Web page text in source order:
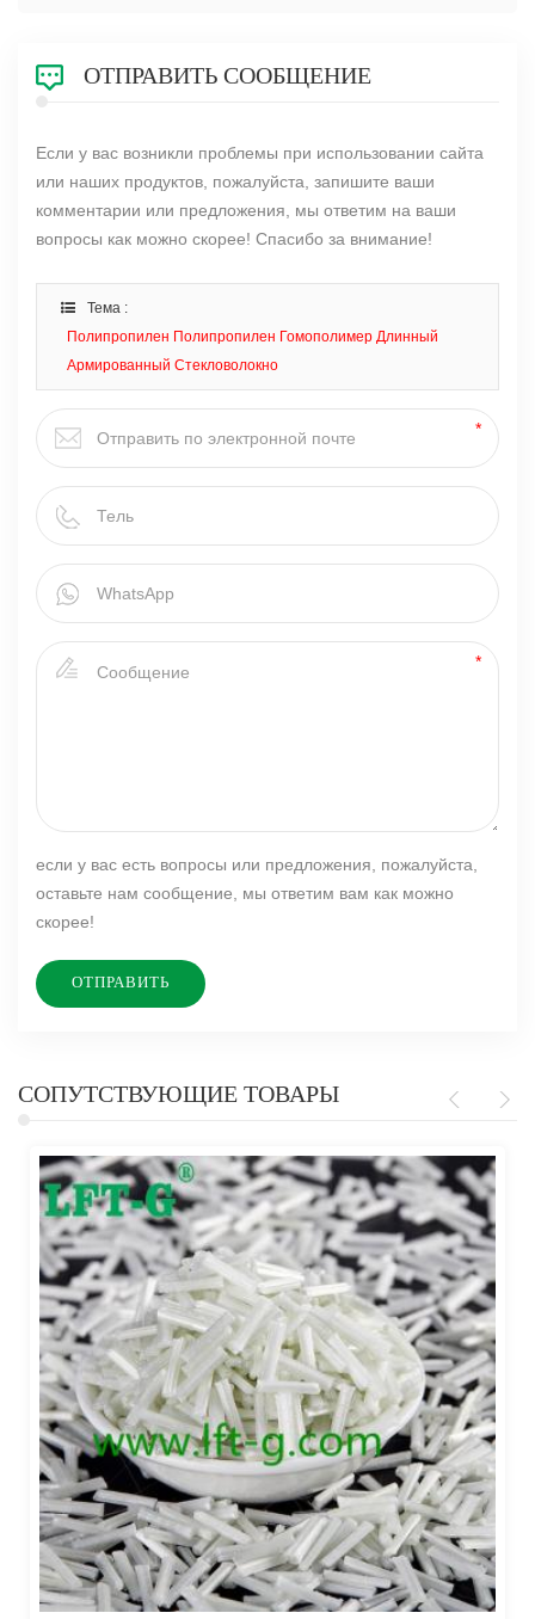
ОТПРАВИТЬ СООБЩЕНИЕ
Если у вас возникли проблемы при использовании сайта
или наших продуктов, пожалуйста, запишите ваши
комментарии или предложения, мы ответим на ваши
вопросы как можно скорее! Спасибо за внимание!
Тема :
Полипропилен Полипропилен Гомополимер Длинный
Армированный Стекловолокно
если у вас есть вопросы или предложения, пожалуйста,
оставьте нам сообщение, мы ответим вам как можно
скорее!
СОПУТСТВУЮЩИЕ ТОВАРЫ